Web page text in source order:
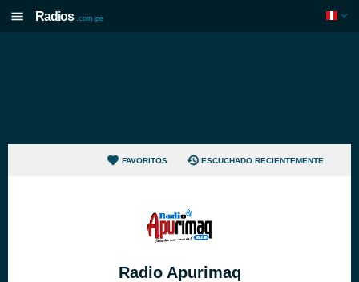
Radios .com.pe
FAVORITOS ESCUCHADO RECIENTEMENTE
Radio Apurimaq